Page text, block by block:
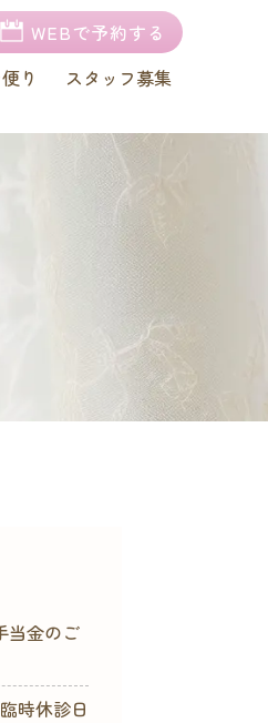
WEBで予約する
り スタッフ募集
当金のご
時休診日